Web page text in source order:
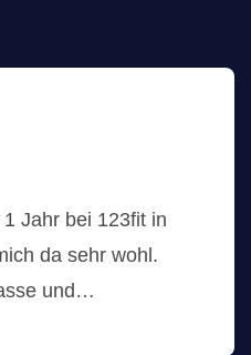
Jahr bei 123fit in
da sehr wohl.
und…